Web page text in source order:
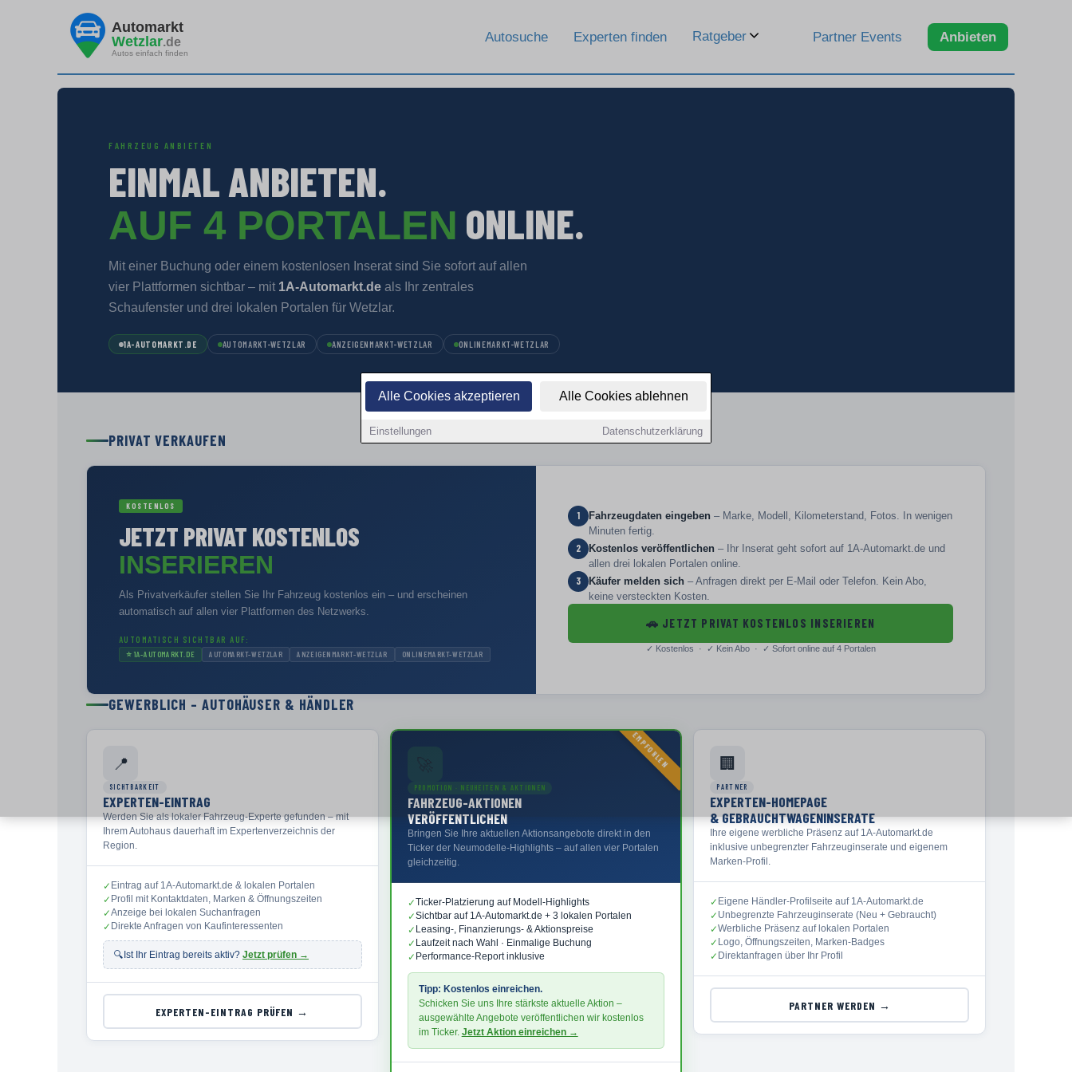
Alle Cookies akzeptieren Alle Cookies ablehnen
Einstellungen Datenschutzerklärung
Automarkt
Wetzlar.de
Autos einfach finden
Autosuche Experten finden Ratgeber Partner Events Anbieten
FAHRZEUG ANBIETEN
EINMAL ANBIETEN.
AUF 4 PORTALEN ONLINE.
Mit einer Buchung oder einem kostenlosen Inserat sind Sie sofort auf allen
vier Plattformen sichtbar – mit 1A-Automarkt.de als Ihr zentrales
Schaufenster und drei lokalen Portalen für Wetzlar.
1A-AUTOMARKT.DE AUTOMARKT-WETZLAR ANZEIGENMARKT-WETZLAR ONLINEMARKT-WETZLAR
PRIVAT VERKAUFEN
KOSTENLOS
JETZT PRIVAT KOSTENLOS
INSERIEREN
Als Privatverkäufer stellen Sie Ihr Fahrzeug kostenlos ein – und erscheinen
automatisch auf allen vier Plattformen des Netzwerks.
AUTOMATISCH SICHTBAR AUF:
⭐ 1A-AUTOMARKT.DE AUTOMARKT-WETZLAR ANZEIGENMARKT-WETZLAR ONLINEMARKT-WETZLAR
1 Fahrzeugdaten eingeben – Marke, Modell, Kilometerstand, Fotos. In wenigen
Minuten fertig.
2 Kostenlos veröffentlichen – Ihr Inserat geht sofort auf 1A-Automarkt.de und
allen drei lokalen Portalen online.
3 Käufer melden sich – Anfragen direkt per E-Mail oder Telefon. Kein Abo,
keine versteckten Kosten.
🚗 JETZT PRIVAT KOSTENLOS INSERIEREN
✓ Kostenlos · ✓ Kein Abo · ✓ Sofort online auf 4 Portalen
GEWERBLICH – AUTOHÄUSER & HÄNDLER
📍
SICHTBARKEIT
EXPERTEN-EINTRAG
Werden Sie als lokaler Fahrzeug-Experte gefunden – mit
Ihrem Autohaus dauerhaft im Expertenverzeichnis der
Region.
✓ Eintrag auf 1A-Automarkt.de & lokalen Portalen
✓ Profil mit Kontaktdaten, Marken & Öffnungszeiten
✓Anzeige bei lokalen Suchanfragen
✓ Direkte Anfragen von Kaufinteressenten
🔍 Ist Ihr Eintrag bereits aktiv? Jetzt prüfen →
EXPERTEN-EINTRAG PRÜFEN →
EMPFOHLEN
PROMOTION · NEUHEITEN & AKTIONEN
FAHRZEUG-AKTIONEN
VERÖFFENTLICHEN
Bringen Sie Ihre aktuellen Aktionsangebote direkt in den
Ticker der Neumodelle-Highlights – auf allen vier Portalen
gleichzeitig.
✓Ticker-Platzierung auf Modell-Highlights
✓Sichtbar auf 1A-Automarkt.de + 3 lokalen Portalen
✓ Leasing-, Finanzierungs- & Aktionspreise
✓ Laufzeit nach Wahl · Einmalige Buchung
✓ Performance-Report inklusive
Tipp: Kostenlos einreichen.
Schicken Sie uns Ihre stärkste aktuelle Aktion –
ausgewählte Angebote veröffentlichen wir kostenlos
im Ticker. Jetzt Aktion einreichen →
🏢
PARTNER
EXPERTEN-HOMEPAGE
& GEBRAUCHTWAGENINSERATE
Ihre eigene werbliche Präsenz auf 1A-Automarkt.de
inklusive unbegrenzter Fahrzeuginserate und eigenem
Marken-Profil.
✓ Eigene Händler-Profilseite auf 1A-Automarkt.de
✓ Unbegrenzte Fahrzeuginserate (Neu + Gebraucht)
✓Werbliche Präsenz auf lokalen Portalen
✓ Logo, Öffnungszeiten, Marken-Badges
✓ Direktanfragen über Ihr Profil
PARTNER WERDEN →